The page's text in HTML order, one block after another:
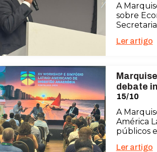
A
sobre
Ler artigo
debate
15/10
A
América
públicos
Ler artigo